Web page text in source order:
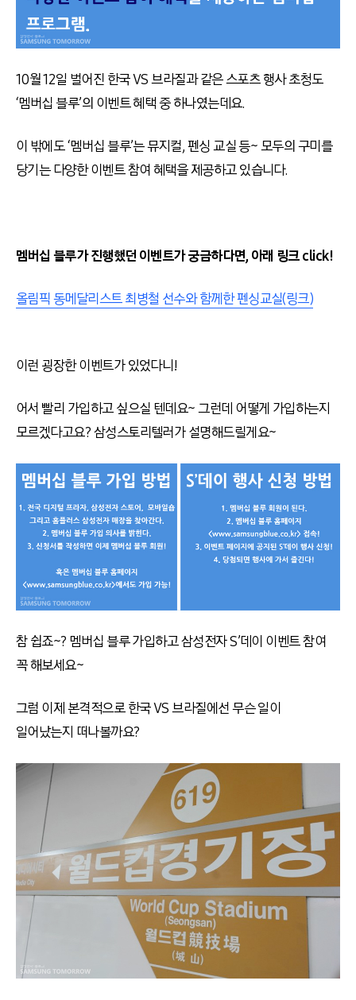
10월 12일 벌어진 한국 VS 브라질과 같은 스포츠 행사 초청도
‘멤버십 블루’의 이벤트 혜택 중 하나였는데요.
이 밖에도 ‘멤버십 블루’는 뮤지컬, 펜싱 교실 등~ 모두의 구미를
당기는 다양한 이벤트 참여 혜택을 제공하고 있습니다.
멤버십 블루가 진행했던 이벤트가 궁금하다면, 아래 링크 click!
올림픽 동메달리스트 최병철 선수와 함께한 펜싱교실(링크)
이런 굉장한 이벤트가 있었다니!
어서 빨리 가입하고 싶으실 텐데요~ 그런데 어떻게 가입하는지
모르겠다고요? 삼성스토리텔러가 설명해드릴게요~
참 쉽죠~? 멤버십 블루 가입하고 삼성전자 S’데이 이벤트 참여
꼭 해보세요~
그럼 이제 본격적으로 한국 VS 브라질에선 무슨 일이
일어났는지 떠나볼까요?